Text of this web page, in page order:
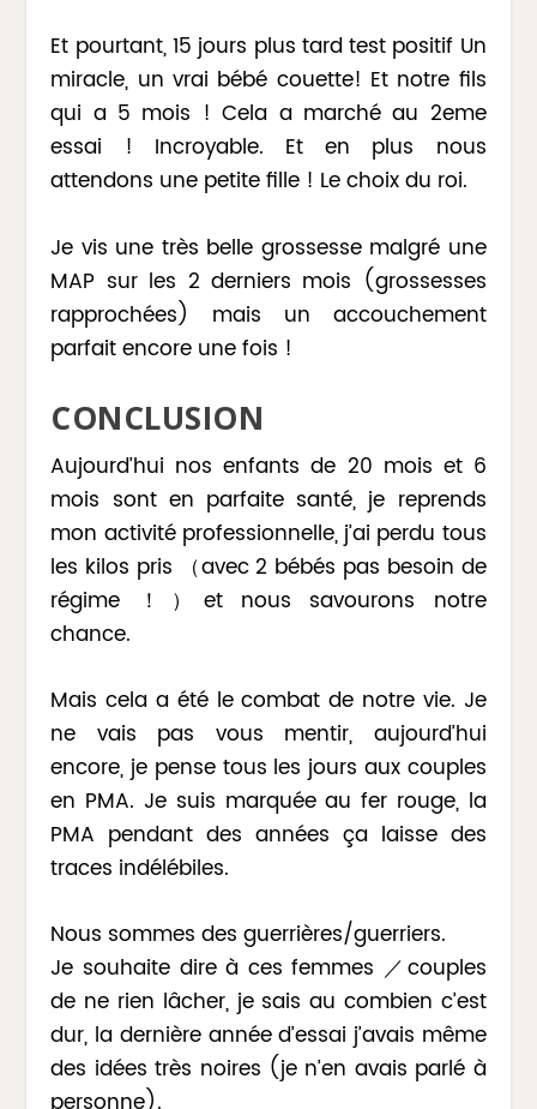
Et pourtant, 15 jours plus tard test positif Un
miracle, un vrai bébé couette! Et notre fils
qui a 5 mois ! Cela a marché au 2eme
essai ! Incroyable. Et en plus nous
attendons une petite fille ! Le choix du roi.
Je vis une très belle grossesse malgré une
MAP sur les 2 derniers mois (grossesses
rapprochées) mais un accouchement
parfait encore une fois !
CONCLUSION
Aujourd’hui nos enfants de 20 mois et 6
mois sont en parfaite santé, je reprends
mon activité professionnelle, j’ai perdu tous
les kilos pris （avec 2 bébés pas besoin de
régime ！）et nous savourons notre
chance.
Mais cela a été le combat de notre vie. Je
ne vais pas vous mentir, aujourd’hui
encore, je pense tous les jours aux couples
en PMA. Je suis marquée au fer rouge, la
PMA pendant des années ça laisse des
traces indélébiles.
Nous sommes des guerrières/guerriers.
Je souhaite dire à ces femmes ／couples
de ne rien lâcher, je sais au combien c’est
dur, la dernière année d’essai j’avais même
des idées très noires (je n’en avais parlé à